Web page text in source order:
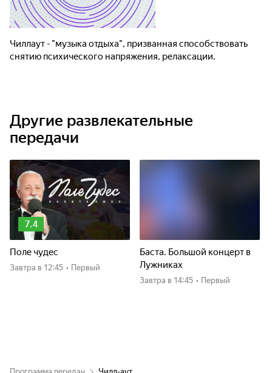
Чиллаут - "музыка отдыха", призванная способствовать
снятию психического напряжения, релаксации.
Другие развлекательные
передачи
7.4
Поле чудес
Завтра в 12:45 • Первый
Баста. Большой концерт в
Лужниках
Завтра в 14:45 • Первый